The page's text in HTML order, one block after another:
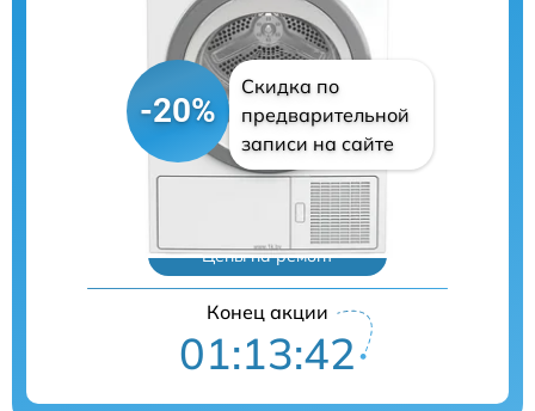
-20%
Скидка по
предварительной
записи на сайте
Цены на ремонт
Конец акции
01:13:40